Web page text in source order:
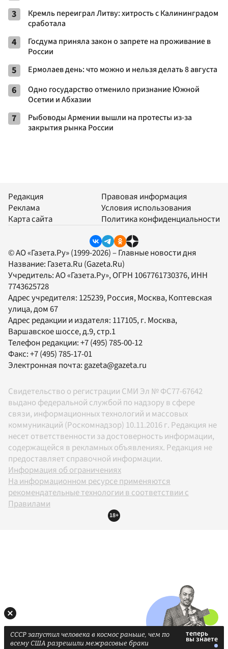
3
Кремль переиграл Литву: хитрость с Калининградом
сработала
4
Госдума приняла закон о запрете на проживание в
России
5 Ермолаев день: что можно и нельзя делать 8 августа
6
Одно государство отменило признание Южной
Осетии и Абхазии
7
Рыбоводы Армении вышли на протесты из-за
закрытия рынка России
Редакция
Реклама
Карта сайта
Правовая информация
Условия использования
Политика конфиденциальности
© АО «Газета.Ру» (1999-2026) – Главные новости дня
Название: Газета.Ru (Gazeta.Ru)
Учредитель:АО «Газета.Ру», ОГРН 1067761730376, ИНН
7743625728
Адрес учредителя: 125239, Россия, Москва, Коптевская
улица, дом 67
Адрес редакции и издателя: 117105, г. Москва,
Варшавское шоссе, д.9, стр.1
Телефон редакции:+7 (495) 785-00-12
Факс:+7 (495) 785-17-01
Электронная почта:gazeta@gazeta.ru
Свидетельство о регистрации СМИ Эл № ФС77-67642
выдано федеральной службой по надзору в сфере
связи, информационных технологий и массовых
коммуникаций (Роскомнадзор) 10.11.2016 г. Редакция не
несет ответственности за достоверность информации,
содержащейся в рекламных объявлениях. Редакция не
предоставляет справочной информации.
Информация об ограничениях
На информационном ресурсе применяются
рекомендательные технологии в соответствии с
Правилами
18+
СССР запустил человека в космос раньше, чем по
всему США разрешили межрасовые браки